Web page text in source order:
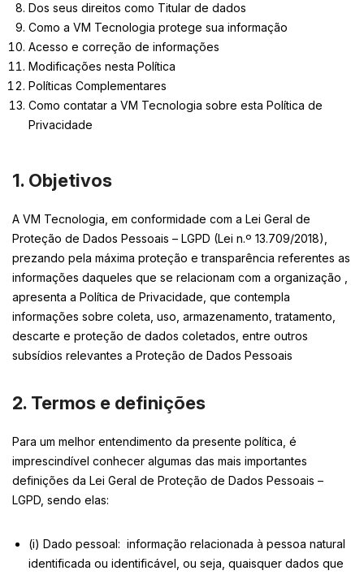
Dos seus direitos como Titular de dados
Como a VM Tecnologia protege sua informação
Acesso e correção de informações
Modificações nesta Política
Políticas Complementares
Como contatar a VM Tecnologia sobre esta Política de
Privacidade
1. Objetivos
A VM Tecnologia, em conformidade com a Lei Geral de
Proteção de Dados Pessoais – LGPD (Lei n.º 13.709/2018),
prezando pela máxima proteção e transparência referentes as
informações daqueles que se relacionam com a organização ,
apresenta a Política de Privacidade, que contempla
informações sobre coleta, uso, armazenamento, tratamento,
descarte e proteção de dados coletados, entre outros
subsídios relevantes a Proteção de Dados Pessoais
2. Termos e definições
Para um melhor entendimento da presente política, é
imprescindível conhecer algumas das mais importantes
definições da Lei Geral de Proteção de Dados Pessoais –
LGPD, sendo elas:
(i) Dado pessoal: informação relacionada à pessoa natural
identificada ou identificável, ou seja, quaisquer dados que